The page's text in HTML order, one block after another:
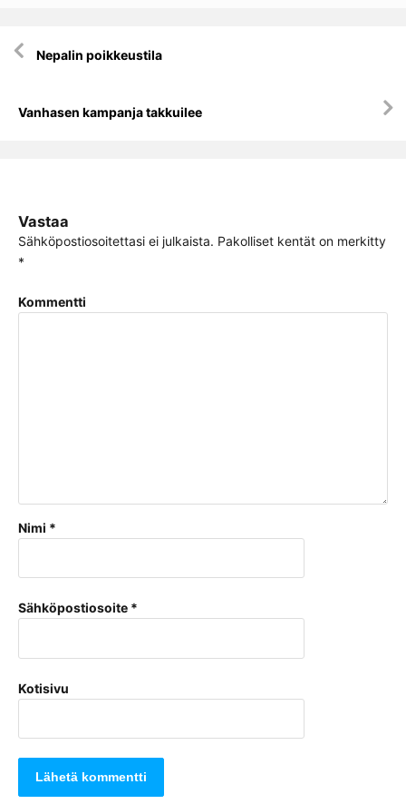
Artikkelien
selausNepalin poikkeustila
Vanhasen kampanja takkuilee
Vastaa
Sähköpostiosoitettasi ei julkaista. Pakolliset kentät on merkitty
*
Kommentti
Nimi *
Sähköpostiosoite *
Kotisivu